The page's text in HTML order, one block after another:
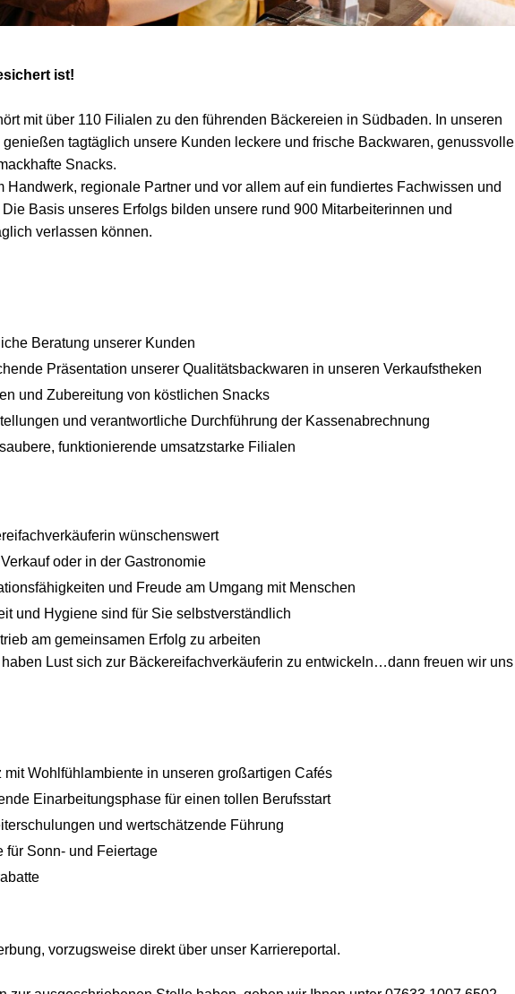
ist!
mit über 110 Filialen zu den führenden Bäckereien in Südbaden. In unseren
tagtäglich unsere Kunden leckere und frische Backwaren, genussvolle
Snacks.
Handwerk, regionale Partner und vor allem auf ein fundiertes Fachwissen und
Basis unseres Erfolgs bilden unsere rund 900 Mitarbeiterinnen und
verlassen können.
Beratung unserer Kunden
Präsentation unserer Qualitätsbackwaren in unseren Verkaufstheken
und Zubereitung von köstlichen Snacks
und verantwortliche Durchführung der Kassenabrechnung
funktionierende umsatzstarke Filialen
wünschenswert
oder in der Gastronomie
und Freude am Umgang mit Menschen
und Hygiene sind für Sie selbstverständlich
am gemeinsamen Erfolg zu arbeiten
Lust sich zur Bäckereifachverkäuferin zu entwickeln…dann freuen wir uns
mit Wohlfühlambiente in unseren großartigen Cafés
Einarbeitungsphase für einen tollen Berufsstart
und wertschätzende Führung
für Sonn- und Feiertage
vorzugsweise direkt über unser Karriereportal.